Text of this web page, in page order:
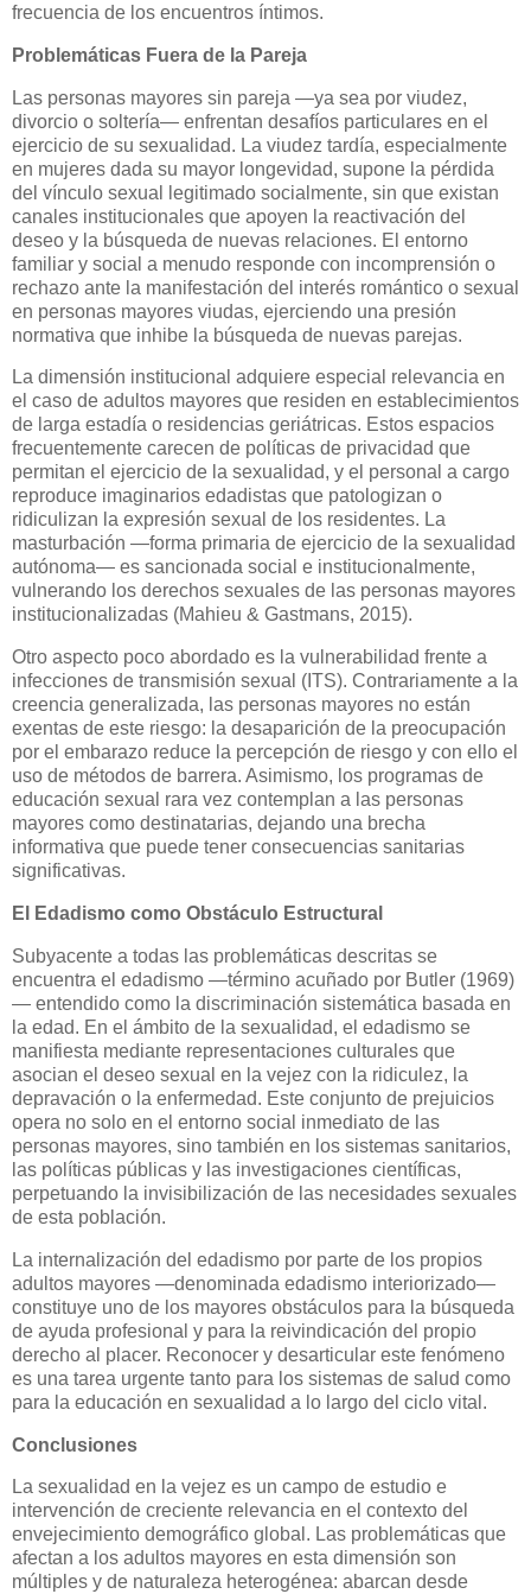
frecuencia de los encuentros íntimos.
Problemáticas Fuera de la Pareja
Las personas mayores sin pareja —ya sea por viudez,
divorcio o soltería— enfrentan desafíos particulares en el
ejercicio de su sexualidad. La viudez tardía, especialmente
en mujeres dada su mayor longevidad, supone la pérdida
del vínculo sexual legitimado socialmente, sin que existan
canales institucionales que apoyen la reactivación del
deseo y la búsqueda de nuevas relaciones. El entorno
familiar y social a menudo responde con incomprensión o
rechazo ante la manifestación del interés romántico o sexual
en personas mayores viudas, ejerciendo una presión
normativa que inhibe la búsqueda de nuevas parejas.
La dimensión institucional adquiere especial relevancia en
el caso de adultos mayores que residen en establecimientos
de larga estadía o residencias geriátricas. Estos espacios
frecuentemente carecen de políticas de privacidad que
permitan el ejercicio de la sexualidad, y el personal a cargo
reproduce imaginarios edadistas que patologizan o
ridiculizan la expresión sexual de los residentes. La
masturbación —forma primaria de ejercicio de la sexualidad
autónoma— es sancionada social e institucionalmente,
vulnerando los derechos sexuales de las personas mayores
institucionalizadas (Mahieu & Gastmans, 2015).
Otro aspecto poco abordado es la vulnerabilidad frente a
infecciones de transmisión sexual (ITS). Contrariamente a la
creencia generalizada, las personas mayores no están
exentas de este riesgo: la desaparición de la preocupación
por el embarazo reduce la percepción de riesgo y con ello el
uso de métodos de barrera. Asimismo, los programas de
educación sexual rara vez contemplan a las personas
mayores como destinatarias, dejando una brecha
informativa que puede tener consecuencias sanitarias
significativas.
El Edadismo como Obstáculo Estructural
Subyacente a todas las problemáticas descritas se
encuentra el edadismo —término acuñado por Butler (1969)
— entendido como la discriminación sistemática basada en
la edad. En el ámbito de la sexualidad, el edadismo se
manifiesta mediante representaciones culturales que
asocian el deseo sexual en la vejez con la ridiculez, la
depravación o la enfermedad. Este conjunto de prejuicios
opera no solo en el entorno social inmediato de las
personas mayores, sino también en los sistemas sanitarios,
las políticas públicas y las investigaciones científicas,
perpetuando la invisibilización de las necesidades sexuales
de esta población.
La internalización del edadismo por parte de los propios
adultos mayores —denominada edadismo interiorizado—
constituye uno de los mayores obstáculos para la búsqueda
de ayuda profesional y para la reivindicación del propio
derecho al placer. Reconocer y desarticular este fenómeno
es una tarea urgente tanto para los sistemas de salud como
para la educación en sexualidad a lo largo del ciclo vital.
Conclusiones
La sexualidad en la vejez es un campo de estudio e
intervención de creciente relevancia en el contexto del
envejecimiento demográfico global. Las problemáticas que
afectan a los adultos mayores en esta dimensión son
múltiples y de naturaleza heterogénea: abarcan desde